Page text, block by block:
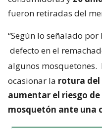
fueron retiradas del
“Según lo señalado
defecto en el
algunos mosquetones.
ocasionar la rotura
aumentar el riesgo
mosquetón ante una